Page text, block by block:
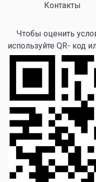
Контакты
Чтобы оценить
используйте QR- код